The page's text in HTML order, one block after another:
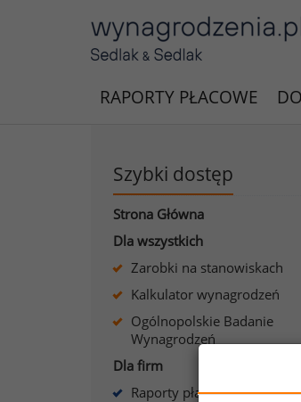
RAPORTY PŁACOWE
Szybki dostęp
Strona Główna
Dla wszystkich
Zarobki na stanowiskach
Kalkulator wynagrodzeń
Ogólnopolskie Badanie
Wynagrodzeń
Dla firm
Raporty płacowe dla firm